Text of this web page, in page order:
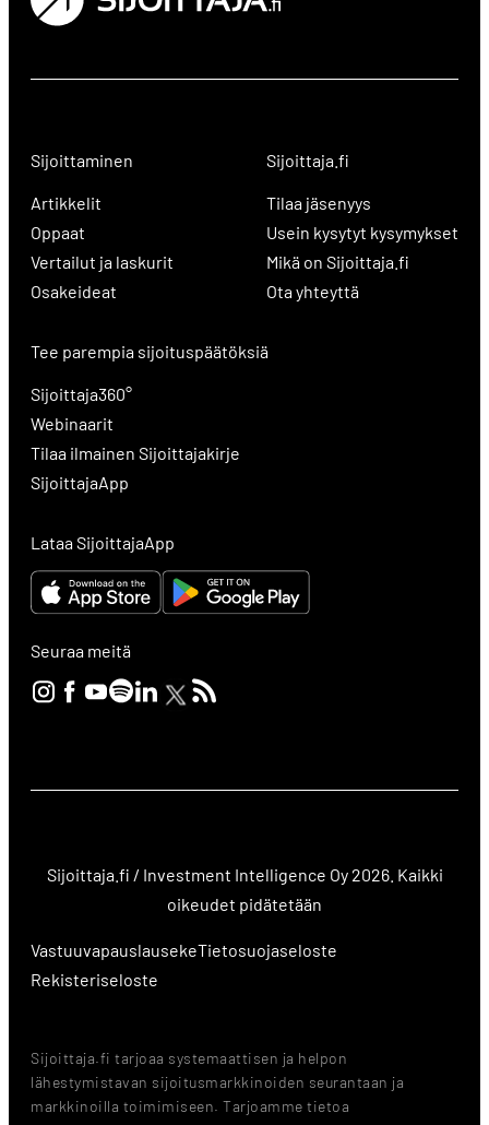
Sijoittaminen
Artikkelit
Oppaat
Vertailut ja laskurit
Osakeideat
Sijoittaja.fi
Tilaa jäsenyys
Usein kysytyt kysymykset
Mikä on Sijoittaja.fi
Ota yhteyttä
Tee parempia sijoituspäätöksiä
Sijoittaja360°
Webinaarit
Tilaa ilmainen Sijoittajakirje
SijoittajaApp
Lataa SijoittajaApp
Seuraa meitä
Sijoittaja.fi / Investment Intelligence Oy 2026. Kaikki
oikeudet pidätetään
VastuuvapauslausekeTietosuojaseloste
Rekisteriseloste
Sijoittaja.fi tarjoaa systemaattisen ja helpon
lähestymistavan sijoitusmarkkinoiden seurantaan ja
markkinoilla toimimiseen. Tarjoamme tietoa